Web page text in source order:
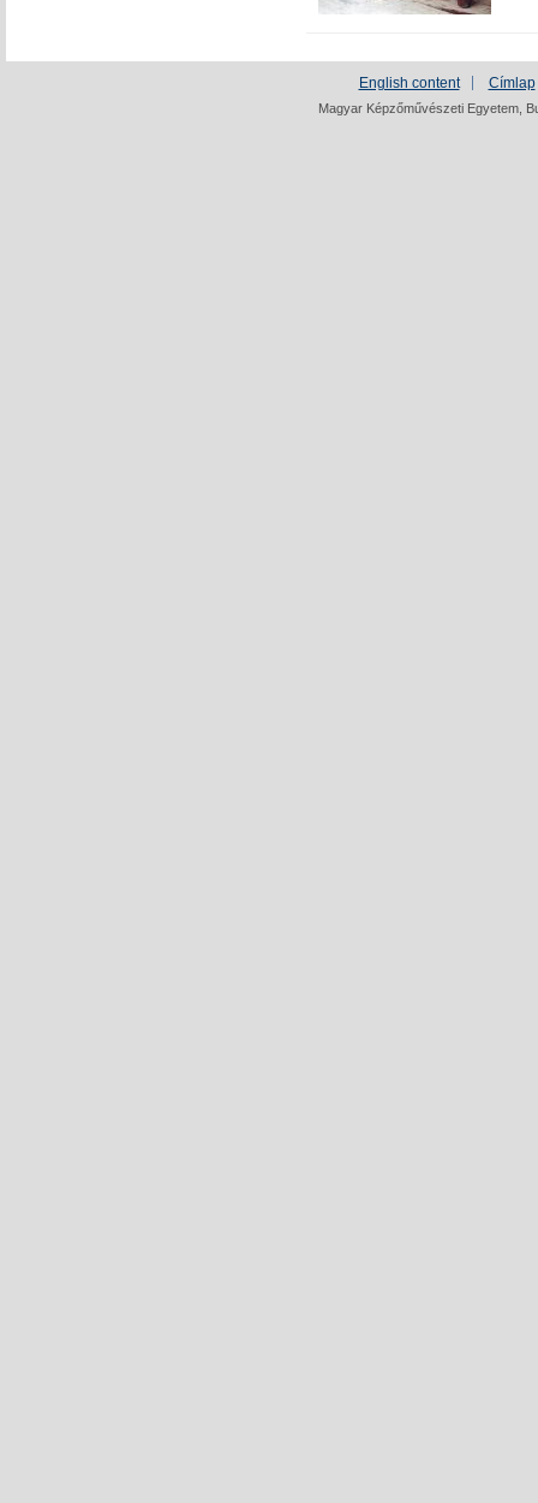
English content Címlap
Magyar Képzőművészeti Egyetem,